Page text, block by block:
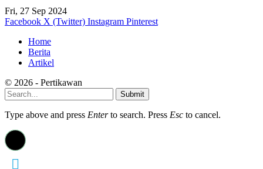
Fri, 27 Sep 2024
Facebook X (Twitter) Instagram Pinterest
Home
Berita
Artikel
© 2026 - Pertikawan
Submit
Type above and press Enterto search. Press Esc to cancel.